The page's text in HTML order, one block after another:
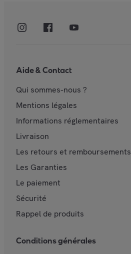
Aide & Contact
Qui sommes-nous ?
Mentions légales
Informations réglementaires
Livraison
Les retours et remboursements
Les Garanties
Le paiement
Sécurité
Rappel de produits
Conditions générales